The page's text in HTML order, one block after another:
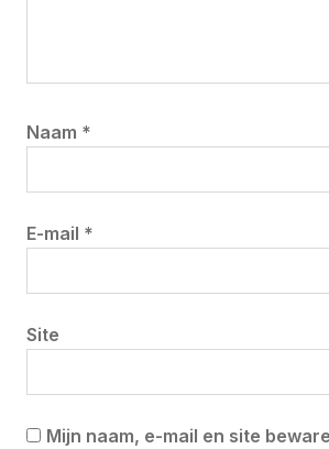
Naam *
E-mail *
Site
Mijn naam, e-mail en site